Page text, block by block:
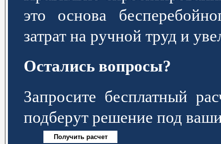
это основа
затрат на ручной труд и
Остались вопросы?
Запросите бесплатный
подберут решение под